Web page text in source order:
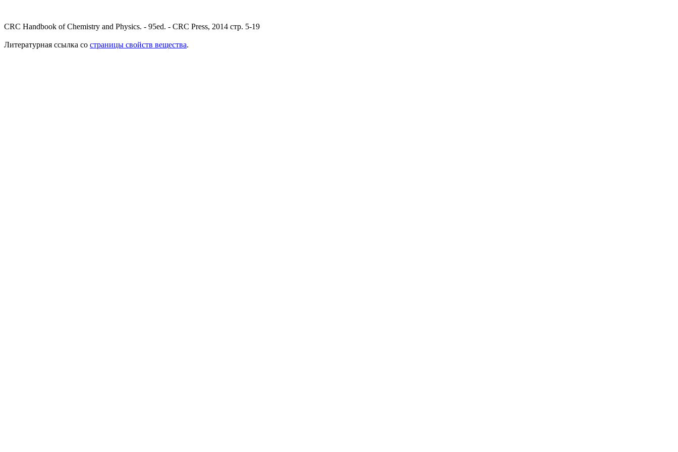
CRC Handbook of Chemistry and Physics. - 95ed. - CRC Press, 2014 стр. 5-19
Литературная ссылка со страницы свойств вещества.